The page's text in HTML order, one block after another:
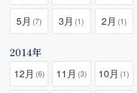
5月 (7) 3月 (1) 2月 (1)
2014年
12月 (6) 11月 (3) 10月 (1)